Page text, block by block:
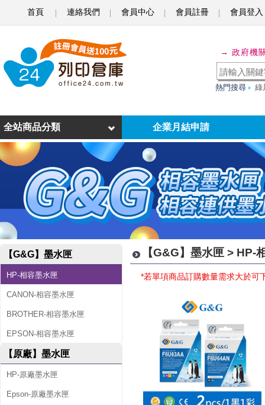
首頁 連絡我們 會員中心 會員註冊 會員登入
-
容
墨
水
→ 政府機
熱門搜尋 綠
企業月結申請
全站商品分類
【G&G】墨水匣
HP-相容墨水匣
CANON-相容墨水匣
BROTHER-相容墨水匣
EPSON-相容墨水匣
【原廠】墨水匣
HP-原廠墨水匣
Epson-原廠墨水匣
【G&G】墨水匣 > HP-
*若單項商品訂購數量需求大於可